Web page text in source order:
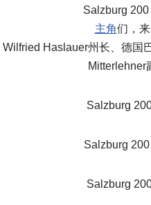
主角们，来
Haslauer州长、德国
Mitterlehner